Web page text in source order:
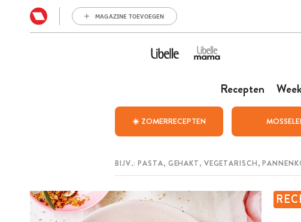
MAGAZINE TOEVOEGEN
Recepten
☀️ ZOMERRECEPTEN